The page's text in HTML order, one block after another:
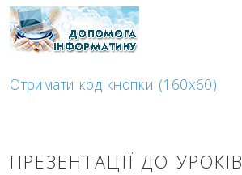
Отримати код кнопки (160x60)
ПРЕЗЕНТАЦІЇ ДО УРОКІВ